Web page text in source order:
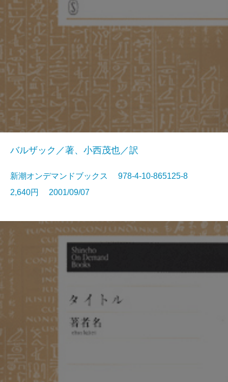
バルザック／著、小西茂也／訳
新潮オンデマンドブックス 978-4-10-865125-8
2,640円 2001/09/07